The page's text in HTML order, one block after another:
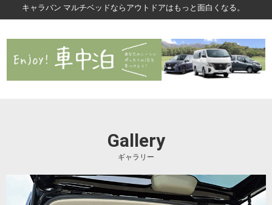
キャラバン マルチベッドならアウトドアはもっと面白くなる。
Gallery
ギャラリー